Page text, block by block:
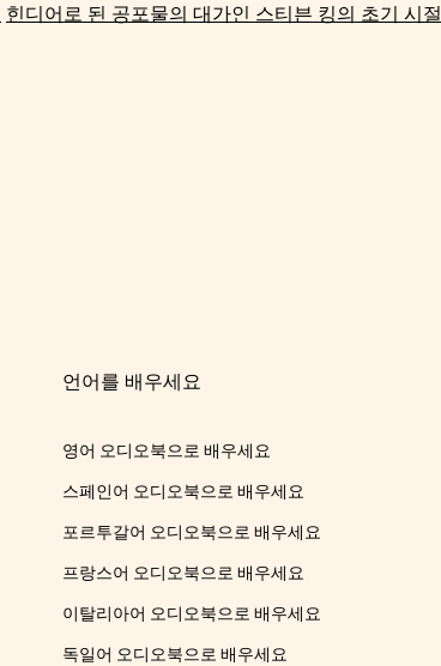
힌디어로 된 공포물의 대가인 스티븐 킹의 초기 시절
언어를 배우세요
영어 오디오북으로 배우세요
스페인어 오디오북으로 배우세요
포르투갈어 오디오북으로 배우세요
프랑스어 오디오북으로 배우세요
이탈리아어 오디오북으로 배우세요
독일어 오디오북으로 배우세요